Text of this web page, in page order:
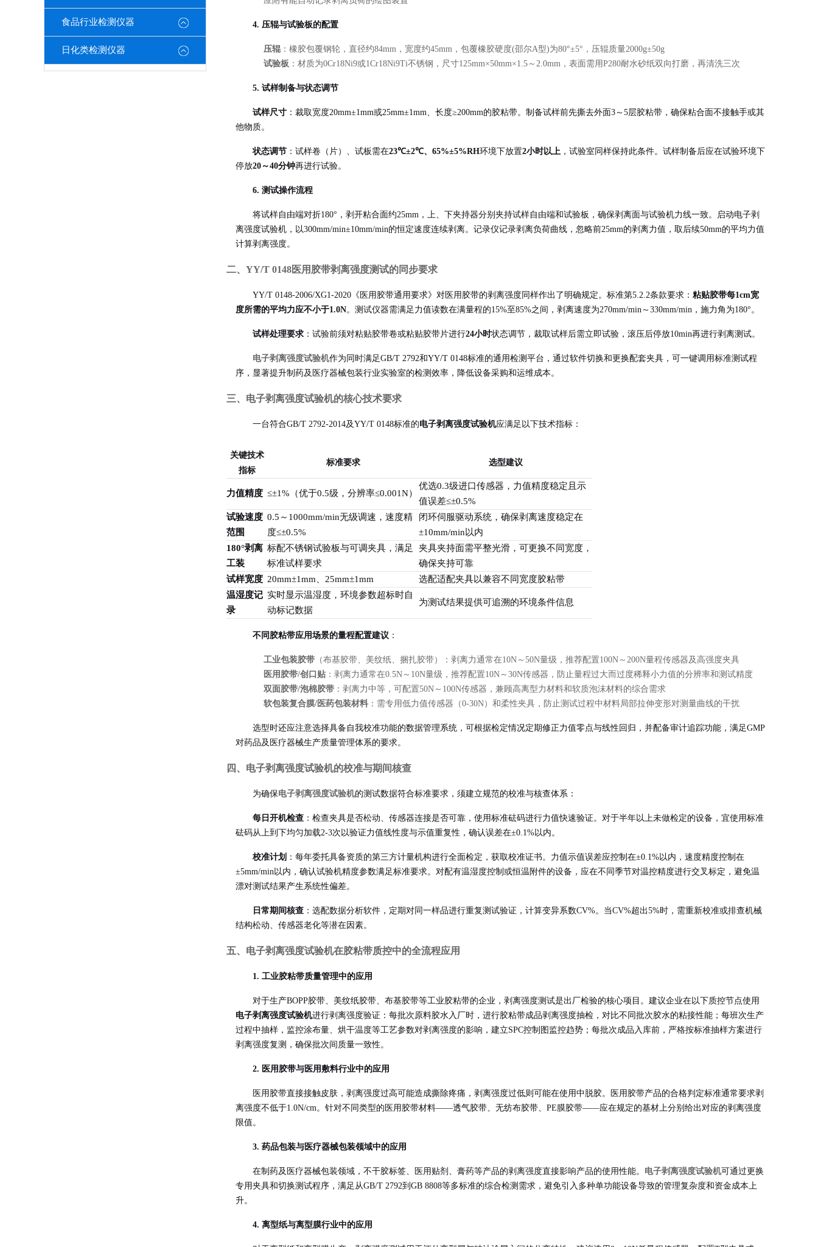
食品行业检测仪器
日化类检测仪器
4. 压辊与试验板的配置
压辊 ：橡胶包覆钢轮，直径约84mm，宽度约45mm，包覆橡胶硬度(邵尔A型)为80°±5°，压辊质量2000g±50g
试验板 ：材质为0Cr18Ni9或1Cr18Ni9Ti不锈钢，尺寸125mm×50mm×1.5～2.0mm，表面需用P280耐水砂纸双向打磨，再清洗三次
5. 试样制备与状态调节
试样尺寸 ：裁取宽度20mm±1mm或25mm±1mm、长度≥200mm的胶粘带。制备试样前先撕去外面3～5层胶粘带，确保粘合面不接触手或其
他物质。
状态调节 ：试样卷（片）、试板需在23℃±2℃、65%±5%RH环境下放置2小时以上 ，试验室同样保持此条件。试样制备后应在试验环境下
停放20～40分钟再进行试验。
6. 测试操作流程
将试样自由端对折180°，剥开粘合面约25mm，上、下夹持器分别夹持试样自由端和试验板，确保剥离面与试验机力线一致。启动电子剥
离强度试验机，以300mm/min±10mm/min的恒定速度连续剥离。记录仪记录剥离负荷曲线，忽略前25mm的剥离力值，取后续50mm的平均力值
计算剥离强度。
二、YY/T 0148医用胶带剥离强度测试的同步要求
YY/T 0148-2006/XG1-2020《医用胶带通用要求》对医用胶带的剥离强度同样作出了明确规定。标准第5.2.2条款要求： 粘贴胶带每1cm宽
度所需的平均力应不小于1.0N。测试仪器需满足力值读数在满量程的15%至85%之间，剥离速度为270mm/min～330mm/min，施力角为180°。
试样处理要求 ：试验前须对粘贴胶带卷或粘贴胶带片进行24小时状态调节，裁取试样后需立即试验，滚压后停放10min再进行剥离测试。
电子剥离强度试验机作为同时满足GB/T 2792和YY/T 0148标准的通用检测平台，通过软件切换和更换配套夹具，可一键调用标准测试程
序，显著提升制药及医疗器械包装行业实验室的检测效率，降低设备采购和运维成本。
三、电子剥离强度试验机的核心技术要求
一台符合GB/T 2792-2014及YY/T 0148标准的电子剥离强度试验机应满足以下技术指标：
关键技术
指标
标准要求 选型建议
力值精度 ≤±1%（优于0.5级，分辨率≤0.001N）
优选0.3级进口传感器，力值精度稳定且示
值误差≤±0.5%
试验速度
范围
0.5～1000mm/min无级调速，速度精
度≤±0.5%
闭环伺服驱动系统，确保剥离速度稳定在
±10mm/min以内
180°剥离
工装
标配不锈钢试验板与可调夹具，满足
标准试样要求
夹具夹持面需平整光滑，可更换不同宽度，
确保夹持可靠
试样宽度 20mm±1mm、25mm±1mm
选配适配夹具以兼容不同宽度胶粘带
温湿度记
录
实时显示温湿度，环境参数超标时自
动标记数据
为测试结果提供可追溯的环境条件信息
不同胶粘带应用场景的量程配置建议 ：
工业包装胶带 （布基胶带、美纹纸、捆扎胶带）：剥离力通常在10N～50N量级，推荐配置100N～200N量程传感器及高强度夹具
医用胶带/创口贴 ：剥离力通常在0.5N～10N量级，推荐配置10N～30N传感器，防止量程过大而过度稀释小力值的分辨率和测试精度
双面胶带/泡棉胶带 ：剥离力中等，可配置50N～100N传感器，兼顾高离型力材料和软质泡沫材料的综合需求
软包装复合膜/医药包装材料 ：需专用低力值传感器（0-30N）和柔性夹具，防止测试过程中材料局部拉伸变形对测量曲线的干扰
选型时还应注意选择具备自我校准功能的数据管理系统，可根据检定情况定期修正力值零点与线性回归，并配备审计追踪功能，满足GMP
对药品及医疗器械生产质量管理体系的要求。
四、电子剥离强度试验机的校准与期间核查
为确保电子剥离强度试验机的测试数据符合标准要求，须建立规范的校准与核查体系：
每日开机检查 ：检查夹具是否松动、传感器连接是否可靠，使用标准砝码进行力值快速验证。对于半年以上未做检定的设备，宜使用标准
砝码从上到下均匀加载2-3次以验证力值线性度与示值重复性，确认误差在±0.1%以内。
校准计划 ：每年委托具备资质的第三方计量机构进行全面检定，获取校准证书。力值示值误差应控制在±0.1%以内，速度精度控制在
±5mm/min以内，确认试验机精度参数满足标准要求。对配有温湿度控制或恒温附件的设备，应在不同季节对温控精度进行交叉标定，避免温
漂对测试结果产生系统性偏差。
日常期间核查 ：选配数据分析软件，定期对同一样品进行重复测试验证，计算变异系数CV%。当CV%超出5%时，需重新校准或排查机械
结构松动、传感器老化等潜在因素。
五、电子剥离强度试验机在胶粘带质控中的全流程应用
1. 工业胶粘带质量管理中的应用
对于生产BOPP胶带、美纹纸胶带、布基胶带等工业胶粘带的企业，剥离强度测试是出厂检验的核心项目。建议企业在以下质控节点使用
电子剥离强度试验机进行剥离强度验证：每批次原料胶水入厂时，进行胶粘带成品剥离强度抽检，对比不同批次胶水的粘接性能；每班次生产
过程中抽样，监控涂布量、烘干温度等工艺参数对剥离强度的影响，建立SPC控制图监控趋势；每批次成品入库前，严格按标准抽样方案进行
剥离强度复测，确保批次间质量一致性。
2. 医用胶带与医用敷料行业中的应用
医用胶带直接接触皮肤，剥离强度过高可能造成撕除疼痛，剥离强度过低则可能在使用中脱胶。医用胶带产品的合格判定标准通常要求剥
离强度不低于1.0N/cm。针对不同类型的医用胶带材料——透气胶带、无纺布胶带、PE膜胶带——应在规定的基材上分别给出对应的剥离强度
限值。
3. 药品包装与医疗器械包装领域中的应用
在制药及医疗器械包装领域，不干胶标签、医用贴剂、膏药等产品的剥离强度直接影响产品的使用性能。 电子剥离强度试验机可通过更换
专用夹具和切换测试程序，满足从GB/T 2792到GB 8808等多标准的综合检测需求，避免引入多种单功能设备导致的管理复杂度和资金成本上
升。
4. 离型纸与离型膜行业中的应用